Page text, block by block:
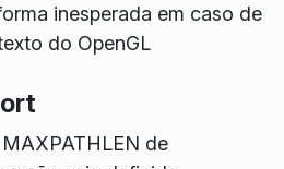
inesperada em caso de
do OpenGL
de